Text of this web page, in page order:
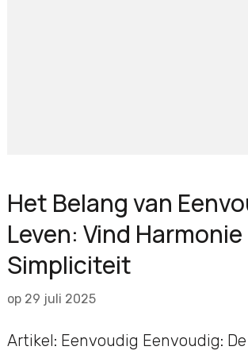
Het Belang van
Leven: Vind Harmonie
Simpliciteit
op 29 juli 2025
Artikel: Eenvoudig Eenvoudig: